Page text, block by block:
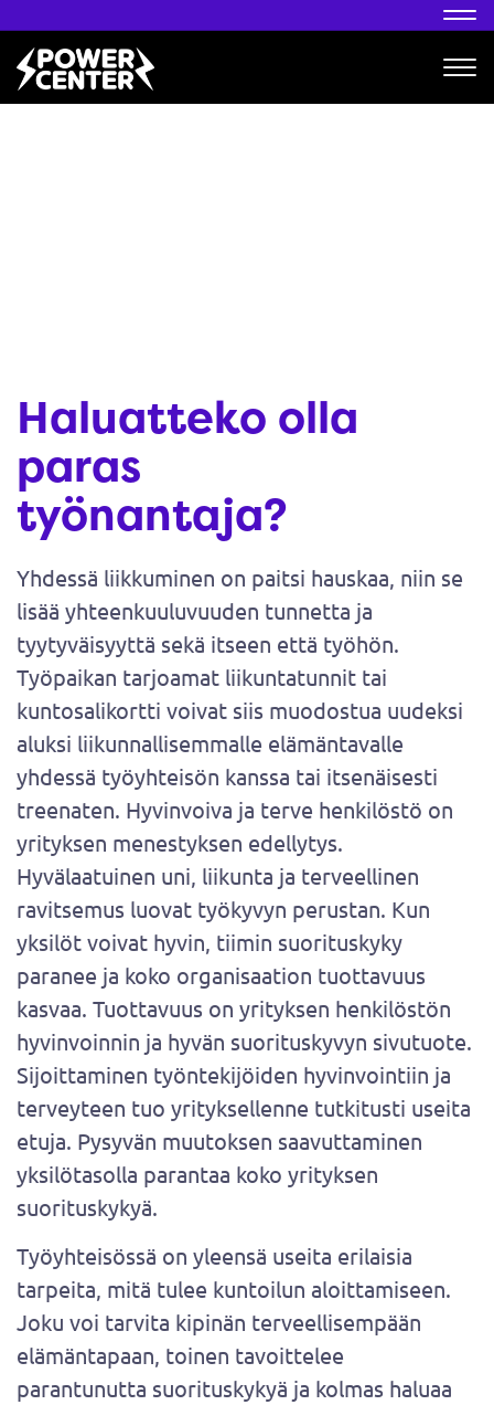
Haluatteko olla
paras
työnantaja?
Yhdessä liikkuminen on paitsi hauskaa, niin se
lisää yhteenkuuluvuuden tunnetta ja
tyytyväisyyttä sekä itseen että työhön.
Työpaikan tarjoamat liikuntatunnit tai
kuntosalikortti voivat siis muodostua uudeksi
aluksi liikunnallisemmalle elämäntavalle
yhdessä työyhteisön kanssa tai itsenäisesti
treenaten. Hyvinvoiva ja terve henkilöstö on
yrityksen menestyksen edellytys.
Hyvälaatuinen uni, liikunta ja terveellinen
ravitsemus luovat työkyvyn perustan. Kun
yksilöt voivat hyvin, tiimin suorituskyky
paranee ja koko organisaation tuottavuus
kasvaa. Tuottavuus on yrityksen henkilöstön
hyvinvoinnin ja hyvän suorituskyvyn sivutuote.
Sijoittaminen työntekijöiden hyvinvointiin ja
terveyteen tuo yrityksellenne tutkitusti useita
etuja. Pysyvän muutoksen saavuttaminen
yksilötasolla parantaa koko yrityksen
suorituskykyä.
Työyhteisössä on yleensä useita erilaisia
tarpeita, mitä tulee kuntoilun aloittamiseen.
Joku voi tarvita kipinän terveellisempään
elämäntapaan, toinen tavoittelee
parantunutta suorituskykyä ja kolmas haluaa